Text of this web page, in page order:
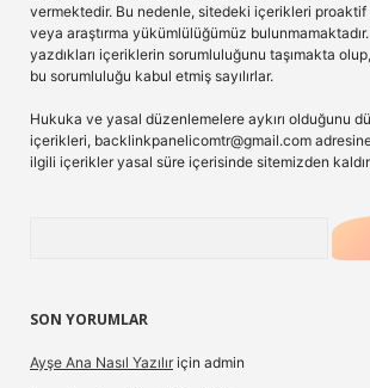
vermektedir. Bu nedenle, sitedeki içerikleri
veya araştırma yükümlülüğümüz
yazdıkları içeriklerin sorumluluğunu taşımakta
bu sorumluluğu kabul etmiş sayılırlar.
Hukuka ve yasal düzenlemelere aykırı olduğunu
içerikleri, backlinkpanelicomtr@gmail.com
ilgili içerikler yasal süre içerisinde sitemizden
SON YORUMLAR
Ayşe Ana Nasıl Yazılır için admin